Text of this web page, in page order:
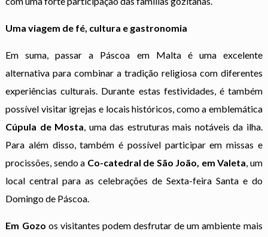
Uma viagem de fé, cultura e gastronomia
Em suma, passar a Páscoa em Malta é uma excelente
alternativa para combinar a tradição religiosa com diferentes
experiências culturais. Durante estas festividades, é também
possível visitar igrejas e locais históricos, como a emblemática
Cúpula de Mosta, uma das estruturas mais notáveis da ilha.
Para além disso, também é possível participar em missas e
procissões, sendo a Co-catedral de São João, em Valeta, um
local central para as celebrações de Sexta-feira Santa e do
Domingo de Páscoa.
Em Gozo os visitantes podem desfrutar de um ambiente mais